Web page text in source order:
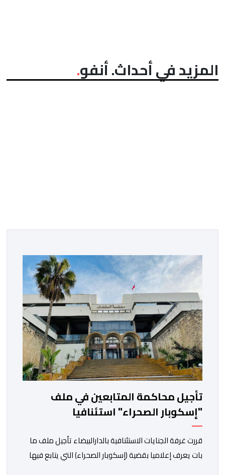
المزيد في أحداث. أنفو
تأجيل محاكمة المتابعين في ملف
"إسكوبار الصحراء" استئنافيا
قررت غرفة الجنايات الاستئنافية بالدارالبيضاء تأجيل ملف ما
بات يعرف إعلاميا بقضية (إسكوبار الصحراء) التي يتابع فيها